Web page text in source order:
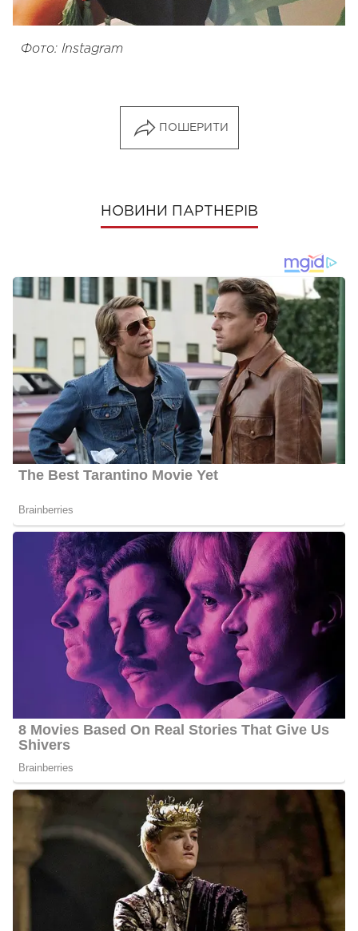
Фото: Instagram
ПОШЕРИТИ
НОВИНИ ПАРТНЕРІВ